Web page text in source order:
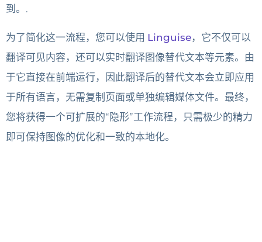
到。.
为了简化这一流程，您可以使用 Linguise，它不仅可以
翻译可见内容，还可以实时翻译图像替代文本等元素。由
于它直接在前端运行，因此翻译后的替代文本会立即应用
于所有语言，无需复制页面或单独编辑媒体文件。最终，
您将获得一个可扩展的“隐形”工作流程，只需极少的精力
即可保持图像的优化和一致的本地化。